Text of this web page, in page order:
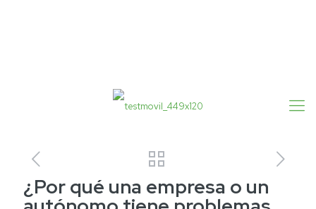
¿Por qué una empresa o un